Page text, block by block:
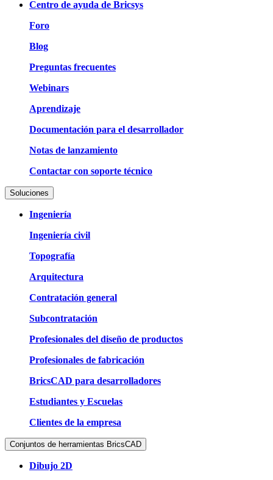
Centro de ayuda de Bricsys
Foro
Blog
Preguntas frecuentes
Webinars
Aprendizaje
Documentación para el desarrollador
Notas de lanzamiento
Contactar con soporte técnico
Soluciones
Ingeniería
Ingeniería civil
Topografía
Arquitectura
Contratación general
Subcontratación
Profesionales del diseño de productos
Profesionales de fabricación
BricsCAD para desarrolladores
Estudiantes y Escuelas
Clientes de la empresa
Conjuntos de herramientas BricsCAD
Dibujo 2D